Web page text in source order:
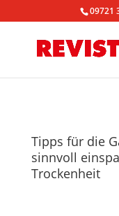
09721
Tipps für die
sinnvoll
Trockenheit